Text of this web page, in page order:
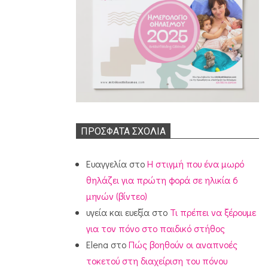
ΠΡΌΣΦΑΤΑ ΣΧΌΛΙΑ
Ευαγγελία στοΗ στιγμή που ένα μωρό
θηλάζει για πρώτη φορά σε ηλικία 6
μηνών (βίντεο)
υγεία και ευεξία στο Τι πρέπει να ξέρουμε
για τον πόνο στο παιδικό στήθος
Elena στοΠώς βοηθούν οι αναπνοές
τοκετού στη διαχείριση του πόνου